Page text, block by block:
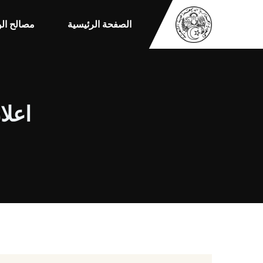
الصفحة الرئيسية مصالح